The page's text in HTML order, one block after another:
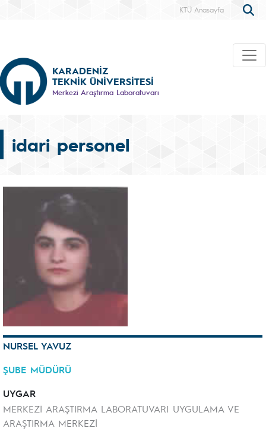
KTÜ Anasayfa
KARADENİZ
TEKNİK ÜNİVERSİTESİ
Merkezi Araştırma Laboratuvarı
idari personel
NURSEL YAVUZ
ŞUBE MÜDÜRÜ
UYGAR
MERKEZİ ARAŞTIRMA LABORATUVARI UYGULAMA VE
ARAŞTIRMA MERKEZİ